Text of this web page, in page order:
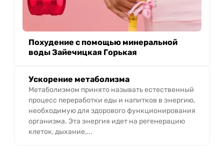
Похудение с помощью минеральной
воды Зайечицкая Горькая
Ускорение метаболизма
Метаболизмом принято называть естественный
процесс переработки еды и напитков в энергию,
необходимую для здорового функционирования
организма. Эта энергия идет на регенерацию
клеток, дыхание,...